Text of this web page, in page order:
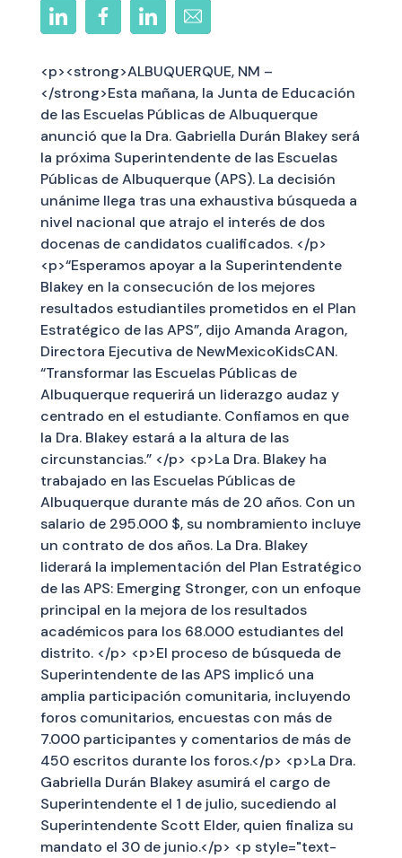
<p><strong>ALBUQUERQUE, NM –
</strong>Esta mañana, la Junta de Educación
de las Escuelas Públicas de Albuquerque
anunció que la Dra. Gabriella Durán Blakey será
la próxima Superintendente de las Escuelas
Públicas de Albuquerque (APS). La decisión
unánime llega tras una exhaustiva búsqueda a
nivel nacional que atrajo el interés de dos
docenas de candidatos cualificados. </p>
<p>“Esperamos apoyar a la Superintendente
Blakey en la consecución de los mejores
resultados estudiantiles prometidos en el Plan
Estratégico de las APS”, dijo Amanda Aragon,
Directora Ejecutiva de NewMexicoKidsCAN.
“Transformar las Escuelas Públicas de
Albuquerque requerirá un liderazgo audaz y
centrado en el estudiante. Confiamos en que
la Dra. Blakey estará a la altura de las
circunstancias.” </p> <p>La Dra. Blakey ha
trabajado en las Escuelas Públicas de
Albuquerque durante más de 20 años. Con un
salario de 295.000 $, su nombramiento incluye
un contrato de dos años. La Dra. Blakey
liderará la implementación del Plan Estratégico
de las APS: Emerging Stronger, con un enfoque
principal en la mejora de los resultados
académicos para los 68.000 estudiantes del
distrito. </p> <p>El proceso de búsqueda de
Superintendente de las APS implicó una
amplia participación comunitaria, incluyendo
foros comunitarios, encuestas con más de
7.000 participantes y comentarios de más de
450 escritos durante los foros.</p> <p>La Dra.
Gabriella Durán Blakey asumirá el cargo de
Superintendente el 1 de julio, sucediendo al
Superintendente Scott Elder, quien finaliza su
mandato el 30 de junio.</p> <p style="text-